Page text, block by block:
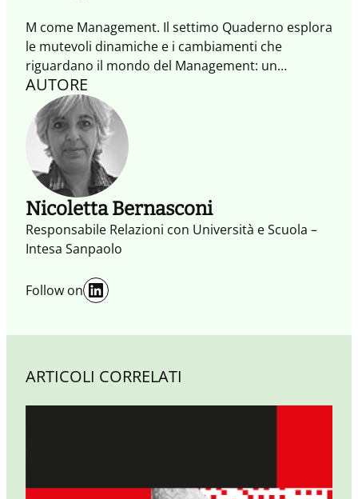
M come Management. Il settimo Quaderno esplora
le mutevoli dinamiche e i cambiamenti che
riguardano il mondo del Management: un
racconto in tre atti di come intrecci tra universi
diversi (Cross), propensione all’auto-
organizzazione coordinata (SELF) e valorizzazione
dei contenuti sull’offerta (Content) rappresentino
le tre diverse dimensioni nelle quali l’Impresa
collaborativa si sviluppa.
AUTORE
Nicoletta Bernasconi
Responsabile Relazioni con Università e Scuola –
Intesa Sanpaolo
Follow on LinkedIn
ARTICOLI CORRELATI